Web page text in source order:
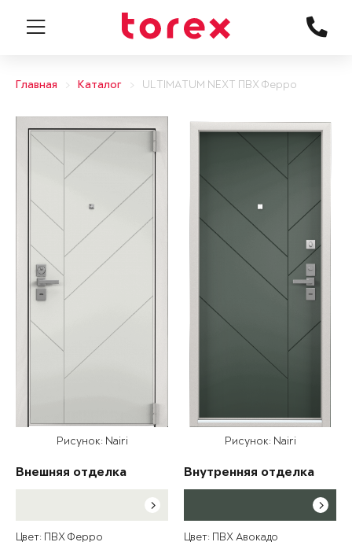
Главная Каталог ULTIMATUM NEXT ПВХ Ферро
Рисунок: Nairi
Внешняя отделка
Цвет: ПВХ Ферро
Рисунок: Nairi
Внутренняя отделка
Цвет: ПВХ Авокадо